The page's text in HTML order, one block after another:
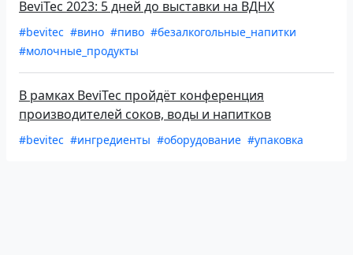
BeviTec 2023: 5 дней до выставки на ВДНХ
#bevitec #вино #пиво #безалкогольные_напитки
#молочные_продукты
В рамках BeviTec пройдёт конференция
производителей соков, воды и напитков
#bevitec #ингредиенты #оборудование #упаковка